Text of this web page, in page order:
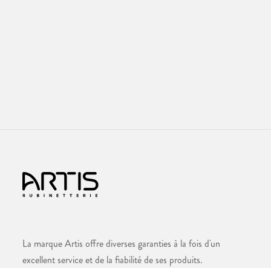
La marque Artis offre diverses garanties à la fois d'un
excellent service et de la fiabilité de ses produits.